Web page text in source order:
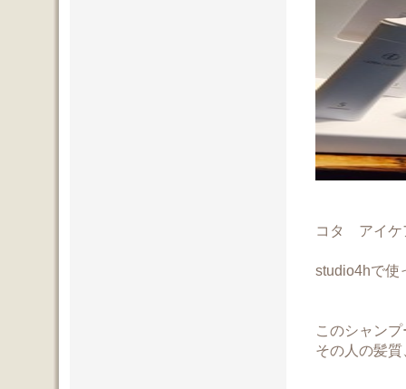
コタ アイケ
studio4hで使
このシャン
その人の髪